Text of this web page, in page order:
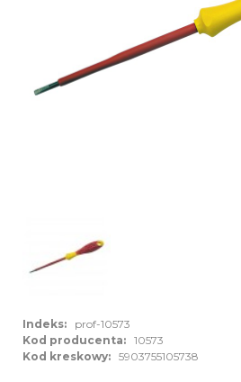
Indeks:
prof-10573
Kod producenta: 10573
Kod kreskowy: 5903755105738